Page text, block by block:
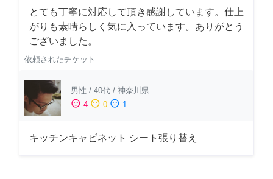
とても丁寧に対応して頂き感謝しています。仕上
がりも素晴らしく気に入っています。ありがとう
ございました。
依頼されたチケット
男性 / 40代 / 神奈川県
sentiment_satisfied 4 sentiment_neutral 0 sentiment_dissatisfied 1
キッチンキャビネット シート張り替え